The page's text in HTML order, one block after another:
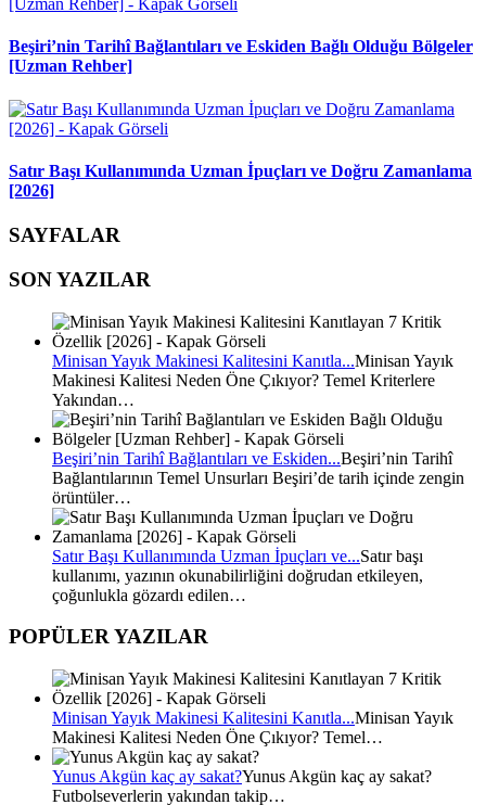
Beşiri’nin Tarihî Bağlantıları ve Eskiden Bağlı Olduğu Bölgeler
[Uzman Rehber]
Satır Başı Kullanımında Uzman İpuçları ve Doğru Zamanlama
[2026]
SAYFALAR
SON YAZILAR
Minisan Yayık Makinesi Kalitesini Kanıtla...Minisan Yayık
Makinesi Kalitesi Neden Öne Çıkıyor? Temel Kriterlere
Yakından…
Beşiri’nin Tarihî Bağlantıları ve Eskiden...Beşiri’nin Tarihî
Bağlantılarının Temel Unsurları Beşiri’de tarih içinde zengin
örüntüler…
Satır Başı Kullanımında Uzman İpuçları ve...Satır başı
kullanımı, yazının okunabilirliğini doğrudan etkileyen,
çoğunlukla gözardı edilen…
POPÜLER YAZILAR
Minisan Yayık Makinesi Kalitesini Kanıtla...Minisan Yayık
Makinesi Kalitesi Neden Öne Çıkıyor? Temel…
Yunus Akgün kaç ay sakat?Yunus Akgün kaç ay sakat?
Futbolseverlerin yakından takip…